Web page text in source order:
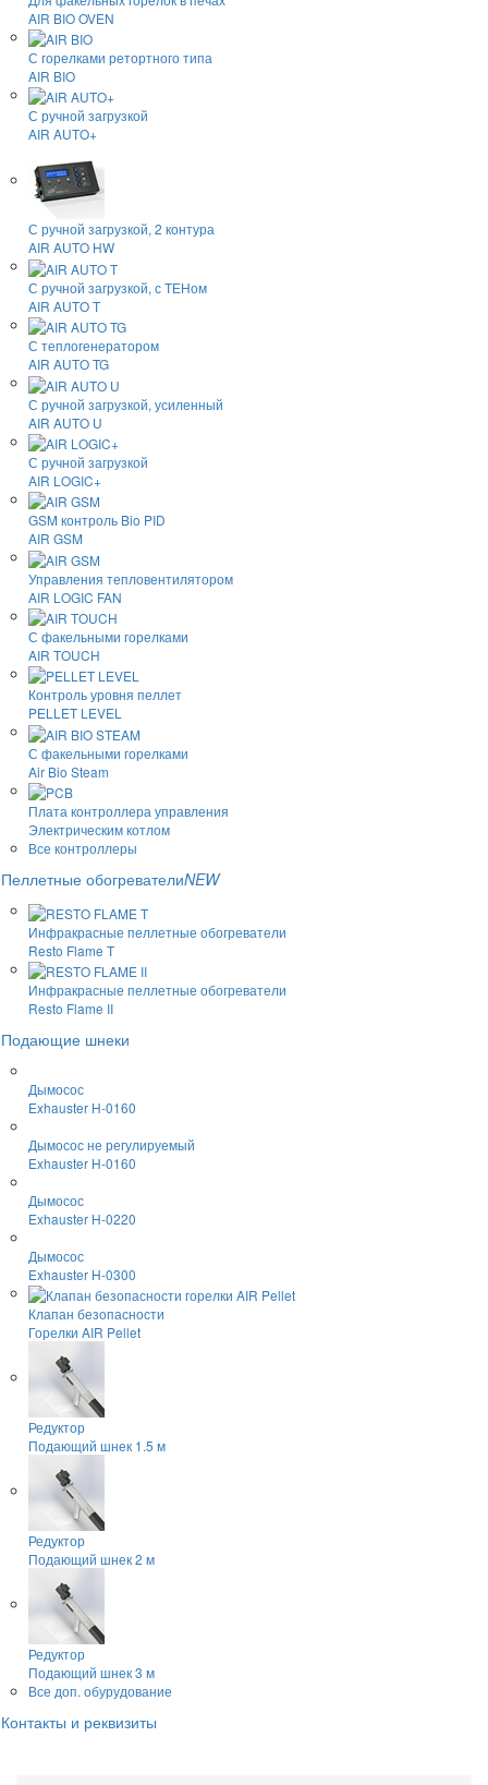
AIR BIO OVEN
С горелками ретортного типа
AIR BIO
С ручной загрузкой
AIR AUTO+
С ручной загрузкой, 2 контура
AIR AUTO HW
С ручной загрузкой, с ТЕНом
AIR AUTO T
С теплогенератором
AIR AUTO TG
С ручной загрузкой, усиленный
AIR AUTO U
С ручной загрузкой
AIR LOGIC+
GSM контроль Bio PID
AIR GSM
Управления тепловентилятором
AIR LOGIC FAN
С факельными горелками
AIR TOUCH
Контроль уровня пеллет
PELLET LEVEL
С факельными горелками
Air Bio Steam
Плата контроллера управления
Электрическим котлом
Все контроллеры
Пеллетные обогревателиNEW
Инфракрасные пеллетные обогреватели
Resto Flame T
Инфракрасные пеллетные обогреватели
Resto Flame II
Подающие шнеки
Дымосос
Exhauster H-0160
Дымосос не регулируемый
Exhauster H-0160
Дымосос
Exhauster H-0220
Дымосос
Exhauster H-0300
Клапан безопасности
Горелки AIR Pellet
Редуктор
Подающий шнек 1.5 м
Редуктор
Подающий шнек 2 м
Редуктор
Подающий шнек 3 м
Все доп. обурудование
Контакты и реквизиты